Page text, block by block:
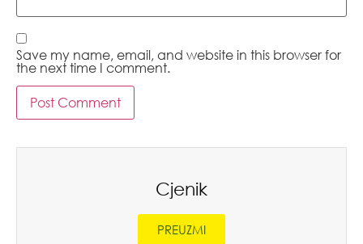
Save my name, email, and website in this browser for
the next time I comment.
Cjenik
PREUZMI